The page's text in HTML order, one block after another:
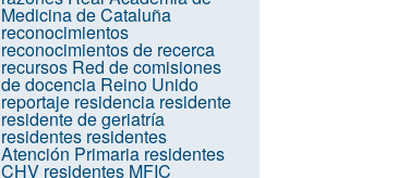
Medicina de Cataluña
reconocimientos
reconocimientos de recerca
recursos Red de comisiones
de docencia Reino Unido
reportaje residencia residente
residente de geriatría
residentes residentes
Atención Primaria residentes
CHV residentes MFIC